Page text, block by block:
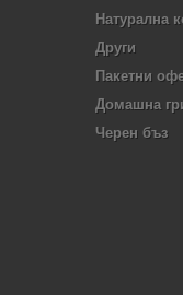
Натурална
Други
Пакетни
Домашна
Черен бъз